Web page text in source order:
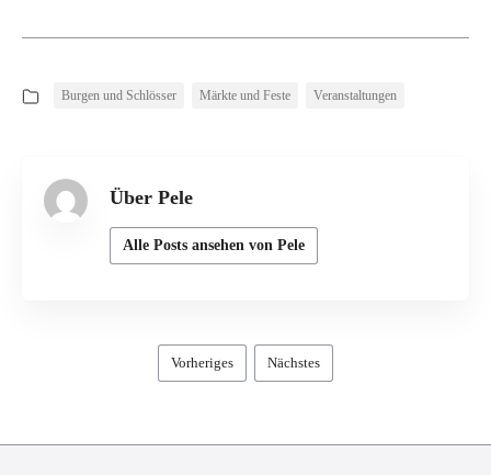
Burgen und Schlösser Märkte und Feste Veranstaltungen
Über Pele
Alle Posts ansehen von Pele
Vorheriges Nächstes